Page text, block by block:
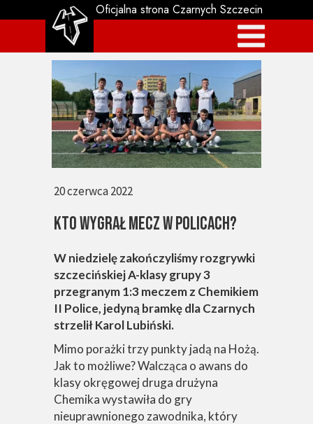
W niedzielę zakończyliśmy rozgrywki
szczecińskiej A-klasy grupy 3
przegranym 1:3 meczem z Chemikiem
II Police, jedyną bramkę dla Czarnych
strzelił Karol Lubiński.
Mimo porażki trzy punkty jadą na Hożą.
Jak to możliwe? Walcząca o awans do
klasy okręgowej druga drużyna
Chemika wystawiła do gry
nieuprawnionego zawodnika, który
Kto wygrał mecz w Policach?
20 czerwca 2022
Oficjalna strona Czarnych Szczecin